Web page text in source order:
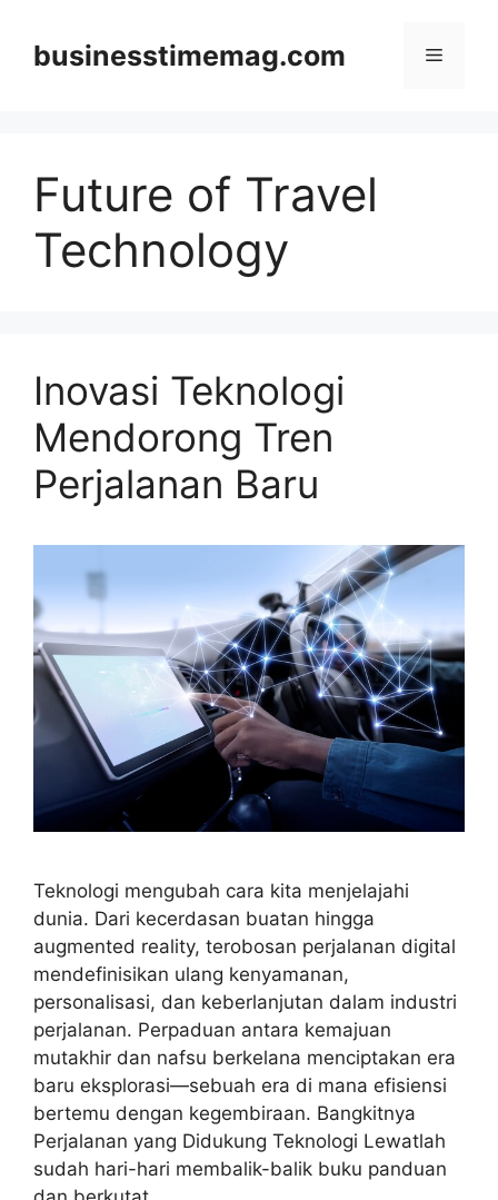
contentbusinesstimemag.com Menu
Future of Travel
Technology
Inovasi Teknologi
Mendorong Tren
Perjalanan Baru
Teknologi mengubah cara kita menjelajahi
dunia. Dari kecerdasan buatan hingga
augmented reality, terobosan perjalanan digital
mendefinisikan ulang kenyamanan,
personalisasi, dan keberlanjutan dalam industri
perjalanan. Perpaduan antara kemajuan
mutakhir dan nafsu berkelana menciptakan era
baru eksplorasi—sebuah era di mana efisiensi
bertemu dengan kegembiraan. Bangkitnya
Perjalanan yang Didukung Teknologi Lewatlah
sudah hari-hari membalik-balik buku panduan